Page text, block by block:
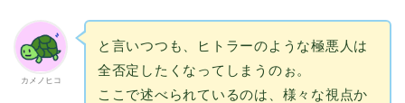
カメノヒコ
と言いつつも、ヒトラーのような極悪人は
全否定したくなってしまうのぉ。
ここで述べられているのは、様々な視点か